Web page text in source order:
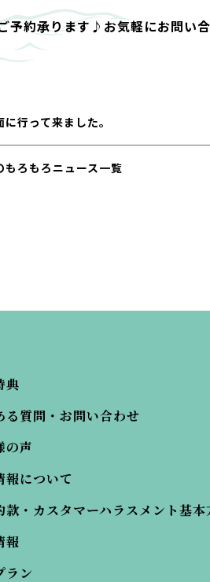
予約承ります♪お気軽にお問い合
行って来ました。
もろもろニュース一覧
典
る質問・お問い合わせ
の声
報について
款・カスタマーハラスメント基本
報
ラン